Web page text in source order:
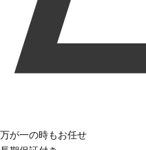
万が一の時もお任せ